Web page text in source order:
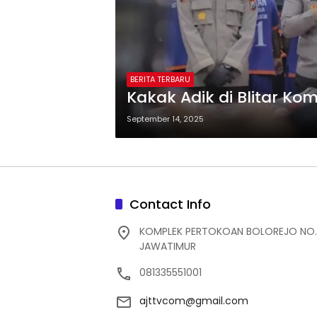
BERITA TERBARU
Kakak Adik di Blitar
September 14, 2025
Contact Info
KOMPLEK PERTOKOAN BOLOREJO
JAWATIMUR
081335551001
ajttvcom@gmail.com